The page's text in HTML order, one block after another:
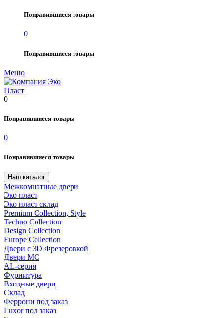
Понравившиеся товары
0
Понравившиеся товары
Меню
0
Понравившиеся товары
0
Понравившиеся товары
Наш каталог
Межкомнатные двери
Эко пласт
Эко пласт склад
Premium Collection, Style
Techno Collection
Design Collection
Europe Collection
Двери с 3D Фрезеровкой
Двери МС
AL-серия
Фурнитура
Входные двери
Склад
Феррони под заказ
Luxor под заказ